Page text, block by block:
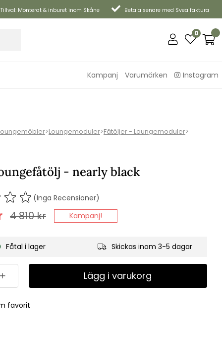
Tillval: Monterat & inburet inom Skåne Betala senare med Svea faktura
0
Kampanj Varumärken Instagram
>Loungemoduler>Fåtöljer - Loungemoduler>
- nearly black
(Inga Recensioner)
4 810kr Kampanj!
Fåtal i lager Skickas inom 3-5 dagar
Lägg i varukorg
favorit